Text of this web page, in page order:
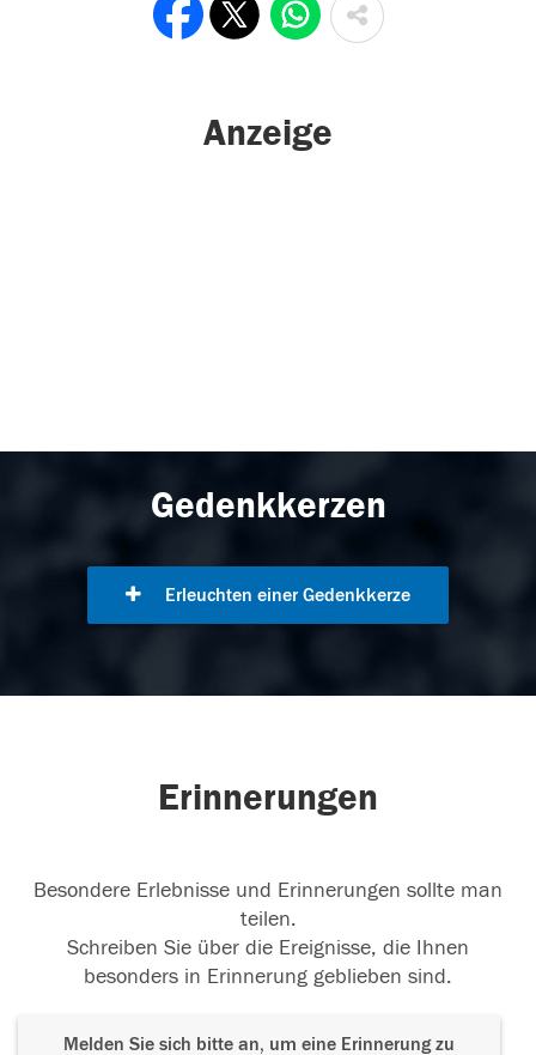
Anzeige
Gedenkkerzen
Erleuchten einer Gedenkkerze
Erinnerungen
Besondere Erlebnisse und Erinnerungen sollte man
teilen.
Schreiben Sie über die Ereignisse, die Ihnen
besonders in Erinnerung geblieben sind.
Melden Sie sich bitte an, um eine Erinnerung zu